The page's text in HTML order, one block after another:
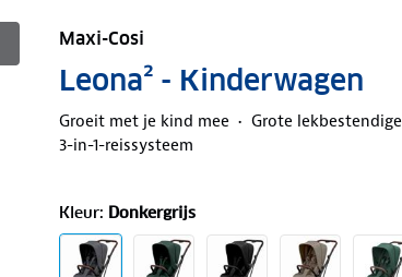
Maxi-Cosi
Leona² - Kinderwagen
Groeit met je kind mee Grote lekbestendige
3-in-1-reissysteem
Kleur: Donkergrijs